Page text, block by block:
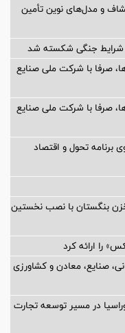
و مدل‌های نوین تأمین
شرایط جنگی شکسته شد
صرفا با شرکت ملی صنایع
صرفا با شرکت ملی صنایع
برنامه تحول و اقتصاد
بنگستان با نصب نخستین
را ارائه کرد
صنایع، معادن و کشاورزی
در مسیر توسعه تجارت